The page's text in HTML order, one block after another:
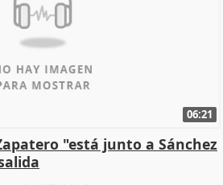
06:21
"está junto a Sánchez